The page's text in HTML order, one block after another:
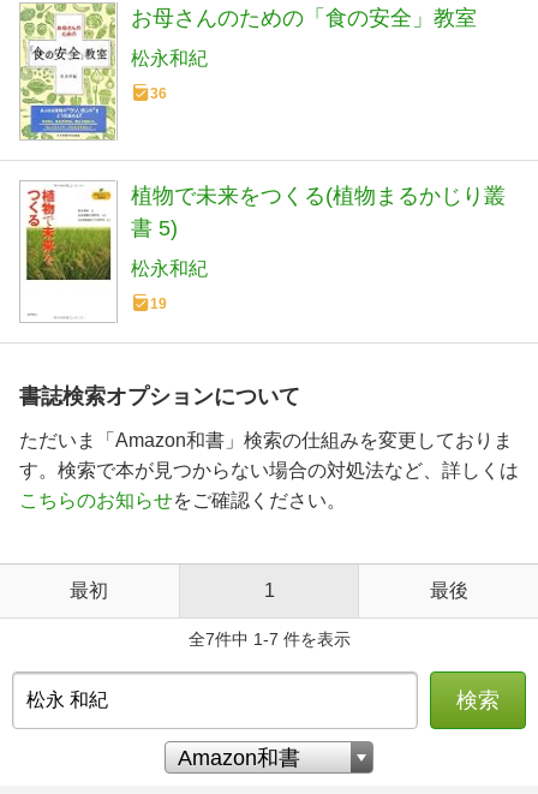
お母さんのための「食の安全」教室
松永和紀
36
植物で未来をつくる(植物まるかじり叢
書 5)
松永和紀
19
書誌検索オプションについて
ただいま「Amazon和書」検索の仕組みを変更しておりま
す。検索で本が見つからない場合の対処法など、詳しくは
こちらのお知らせをご確認ください。
最初 1 最後
全7件中 1-7 件を表示
検索